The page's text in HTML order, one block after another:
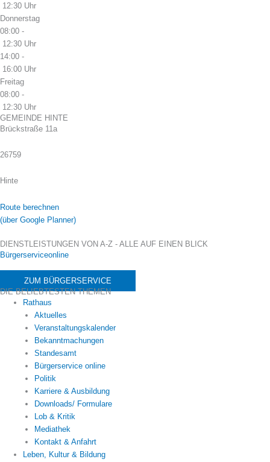
12:30 Uhr
Donnerstag
08:00 -
12:30 Uhr
14:00 -
16:00 Uhr
Freitag
08:00 -
12:30 Uhr
GEMEINDE HINTE
Brückstraße 11a
26759
Hinte
Route berechnen
(über Google Planner)
DIENSTLEISTUNGEN VON A-Z - ALLE AUF EINEN BLICK
Bürgerserviceonline
ZUM BÜRGERSERVICE
DIE BELIEBTESTEN THEMEN
Rathaus
Aktuelles
Veranstaltungskalender
Bekanntmachungen
Standesamt
Bürgerservice online
Politik
Karriere & Ausbildung
Downloads/ Formulare
Lob & Kritik
Mediathek
Kontakt & Anfahrt
Leben, Kultur & Bildung